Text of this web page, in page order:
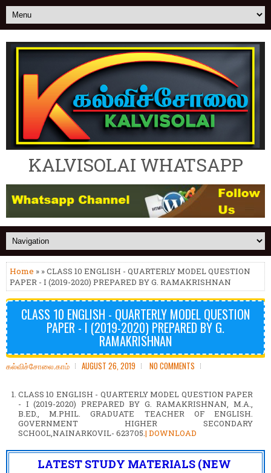
KALVISOLAI WHATSAPP
Home » » CLASS 10 ENGLISH - QUARTERLY MODEL QUESTION
PAPER - I (2019-2020) PREPARED BY G. RAMAKRISHNAN
CLASS 10 ENGLISH - QUARTERLY MODEL QUESTION
PAPER - I (2019-2020) PREPARED BY G.
RAMAKRISHNAN
கல்விச்சோலை.காம் AUGUST 26, 2019 NO COMMENTS
CLASS 10 ENGLISH - QUARTERLY MODEL QUESTION PAPER
- I (2019-2020) PREPARED BY G. RAMAKRISHNAN, M.A.,
B.ED., M.PHIL. GRADUATE TEACHER OF ENGLISH.
GOVERNMENT HIGHER SECONDARY
SCHOOL,NAINARKOVIL- 623705.| DOWNLOAD
LATEST STUDY MATERIALS (NEW